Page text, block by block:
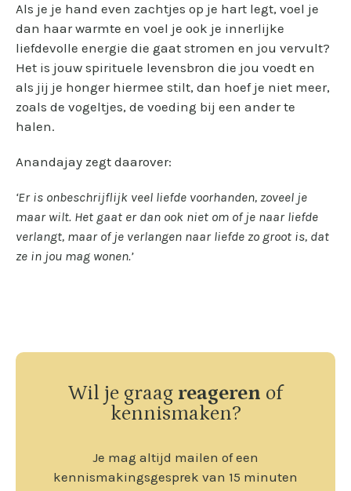
Als je je hand even zachtjes op je hart legt, voel je
dan haar warmte en voel je ook je innerlijke
liefdevolle energie die gaat stromen en jou vervult?
Het is jouw spirituele levensbron die jou voedt en
als jij je honger hiermee stilt, dan hoef je niet meer,
zoals de vogeltjes, de voeding bij een ander te
halen.
Anandajay zegt daarover:
‘Er is onbeschrijflijk veel liefde voorhanden, zoveel je
maar wilt. Het gaat er dan ook niet om of je naar liefde
verlangt, maar of je verlangen naar liefde zo groot is, dat
ze in jou mag wonen.’
Wil je graag reageren of
kennismaken?
Je mag altijd mailen of een
kennismakingsgesprek van 15 minuten